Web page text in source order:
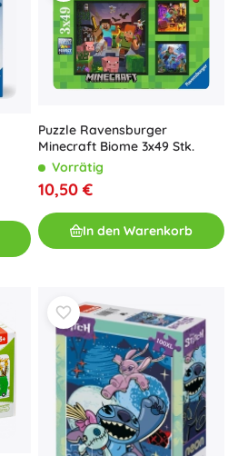
Puzzle Ravensburger
Minecraft Biome 3x49 Stk.
Vorrätig
10,50 €
In den Warenkorb